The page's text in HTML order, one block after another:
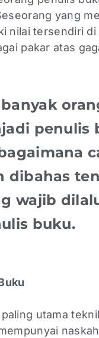
yang
nilai tersendiri
pakar atas
penulis
dibahas
wajib
buku.
utama